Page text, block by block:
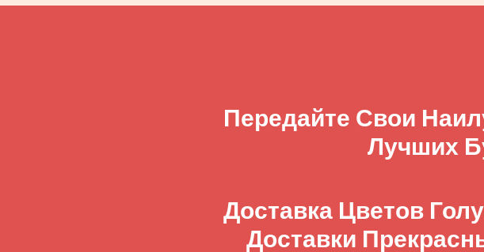
Передайте Свои
Лучших
Доставка Цветов
Доставки